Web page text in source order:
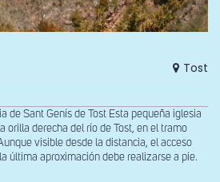
Tost
de Sant Genís de Tost Esta pequeña iglesia
orilla derecha del río de Tost, en el tramo
visible desde la distancia, el acceso
última aproximación debe realizarse a pie.